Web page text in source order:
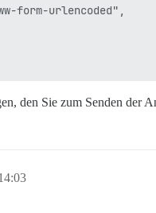
form-urlencoded",
den Sie zum Senden der